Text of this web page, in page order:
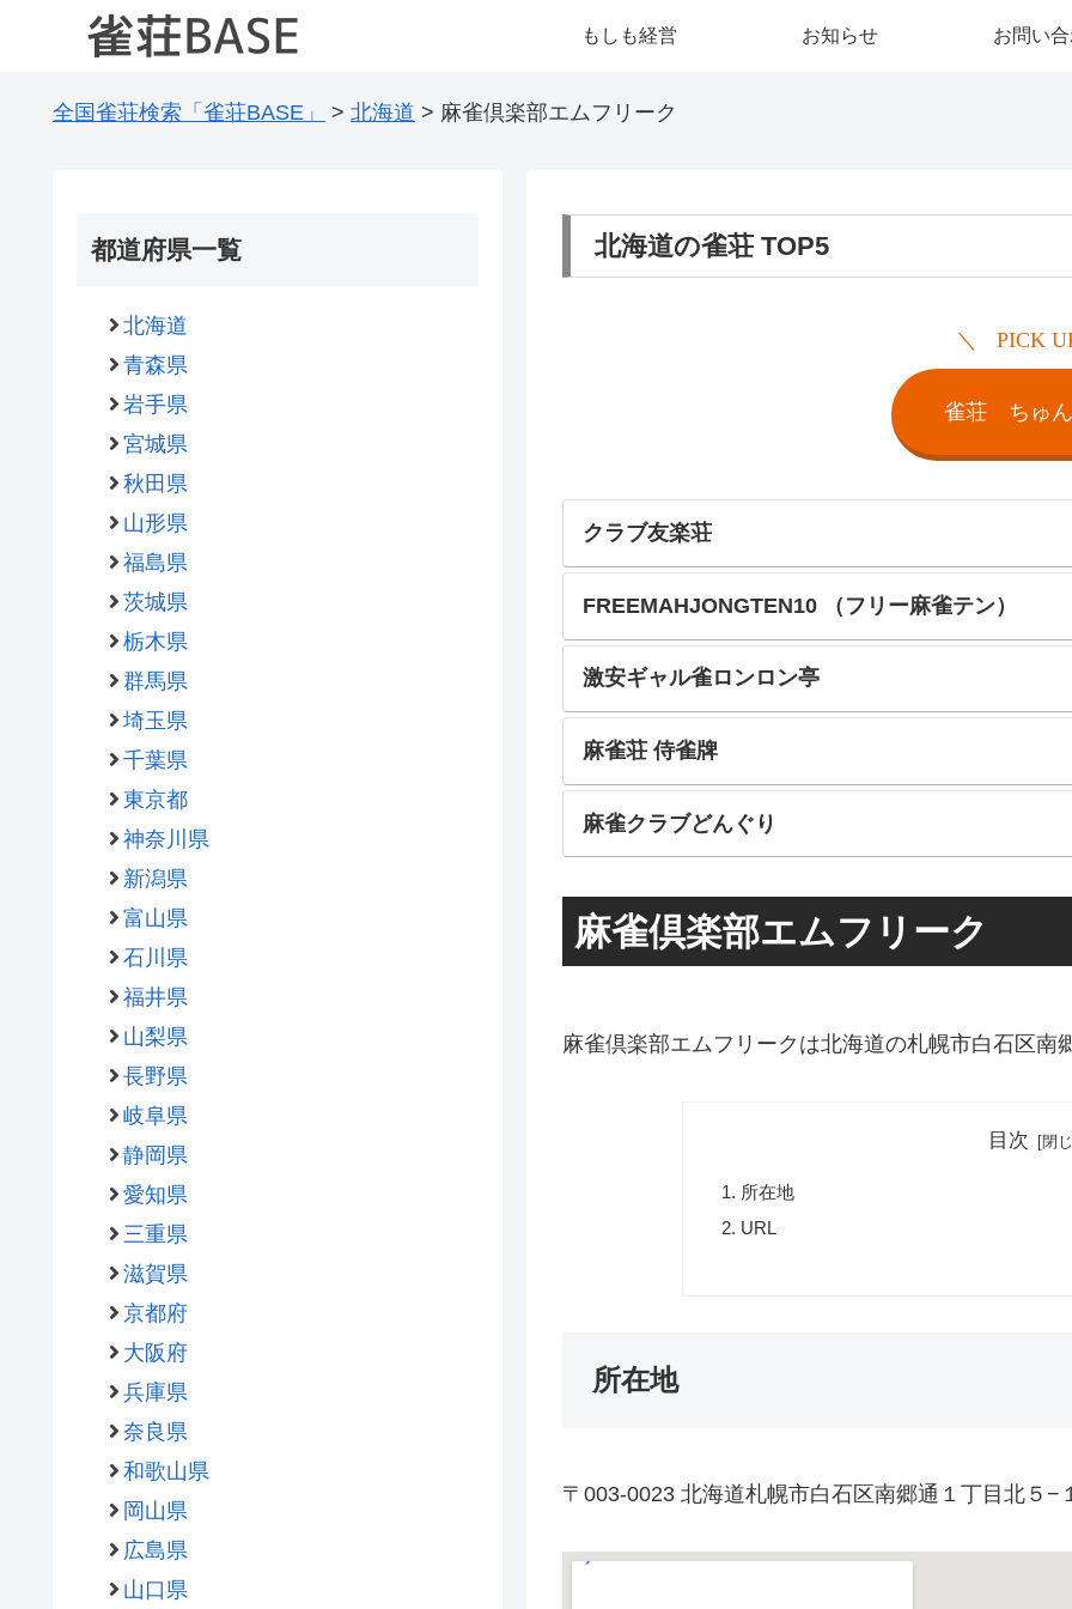
もしも経営 お知らせ お問い
全国雀荘検索「雀荘BASE」 > 北海道 > 麻雀倶楽部エムフリーク
北海道の雀荘 TOP5
PICK
雀荘 ちゅ
クラブ友楽荘
FREEMAHJONGTEN10 （フリー麻雀テン）
激安ギャル雀ロンロン亭
麻雀荘 侍雀牌
麻雀クラブどんぐり
麻雀倶楽部エムフリーク
麻雀倶楽部エムフリークは北海道の札幌市白石区南
目次
所在地
URL
所在地
〒003-0023 北海道札幌市白石区南郷通１丁目北５−
都道府県一覧
北海道
青森県
岩手県
宮城県
秋田県
山形県
福島県
茨城県
栃木県
群馬県
埼玉県
千葉県
東京都
神奈川県
新潟県
富山県
石川県
福井県
山梨県
長野県
岐阜県
静岡県
愛知県
三重県
滋賀県
京都府
大阪府
兵庫県
奈良県
和歌山県
岡山県
広島県
山口県